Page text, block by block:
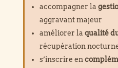
accompagner la
aggravant majeur
améliorer la qualité
récupération
s’inscrire en